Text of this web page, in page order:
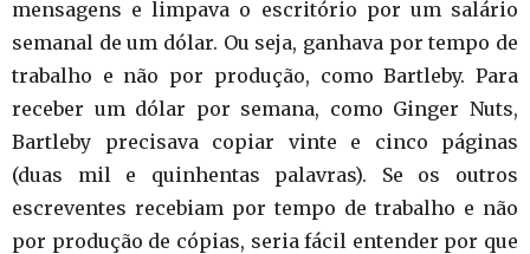
mensagens e limpava o escritório por um salário
semanal de um dólar. Ou seja, ganhava por tempo de
trabalho e não por produção, como Bartleby. Para
receber um dólar por semana, como Ginger Nuts,
Bartleby precisava copiar vinte e cinco páginas
(duas mil e quinhentas palavras). Se os outros
escreventes recebiam por tempo de trabalho e não
por produção de cópias, seria fácil entender por que